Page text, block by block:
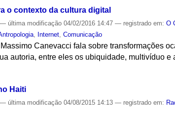
o contexto da cultura digital
— última modificação 04/02/2016 14:47— registrado em:O
Internet ,Comunicação
Canevacci fala sobre transformações
autoria, entre eles os ubiquidade, multivíduo e
Haiti
— última modificação 04/08/2015 14:13— registrado em: